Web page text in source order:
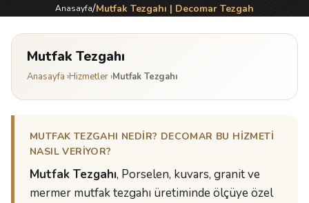
Anasayfa/Mutfak Tezgahı | Decomar Tezgah
Mutfak Tezgahı
Anasayfa ›Hizmetler›Mutfak Tezgahı
MUTFAK TEZGAHI NEDIR? DECOMAR BU HIZMETI
NASIL VERIYOR?
Mutfak Tezgahı, Porselen, kuvars, granit ve
mermer mutfak tezgahı üretiminde ölçüye özel